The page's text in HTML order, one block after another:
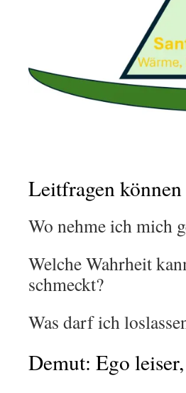
Leitfragen können
Wo nehme ich mich
Welche Wahrheit
schmeckt?
Was darf ich
Demut: Ego